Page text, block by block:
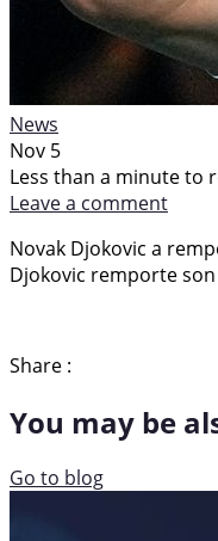
News
Nov 5
Less than a minute to
Leave a comment
Novak Djokovic a
Djokovic remporte
Share :
You may be
Go to blog